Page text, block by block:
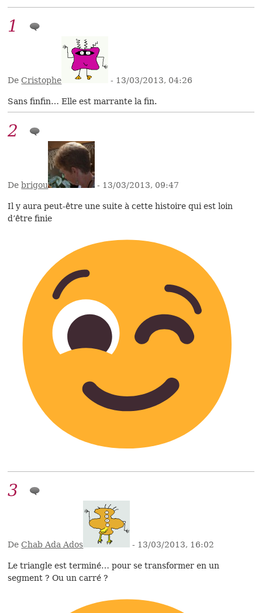
1
DeCristophe - 13/03/2013, 04:26
Sans finfin… Elle est marrante la fin.
2
Debrigou - 13/03/2013, 09:47
Il y aura peut-être une suite à cette histoire qui est loin
d’être finie
3
DeChab Ada Ados - 13/03/2013, 16:02
Le triangle est terminé… pour se transformer en un
segment ? Ou un carré ?